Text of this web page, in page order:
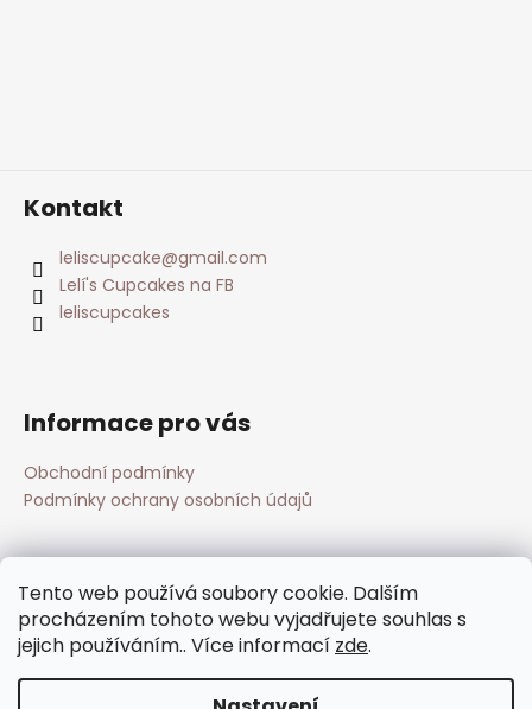
Tento web používá soubory cookie. Dalším
procházením tohoto webu vyjadřujete souhlas s
jejich používáním.. Více informací zde.
Kontakt
leliscupcake@gmail.com
Lelí's Cupcakes na FB
leliscupcakes
Informace pro vás
Obchodní podmínky
Podmínky ochrany osobních údajů
Přijímáme online platby